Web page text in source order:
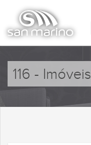
116 -